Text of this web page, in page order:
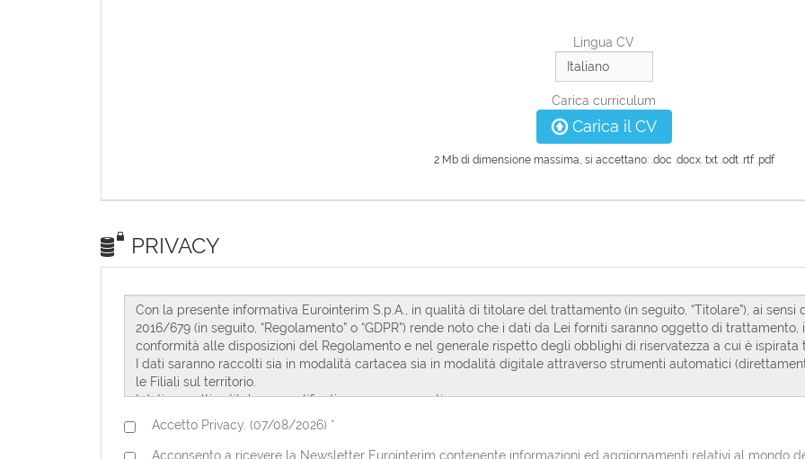
Lingua CV
Carica curriculum
Carica il CV
2 Mb di dimensione massima, si accettano: .doc .docx. txt .odt .rtf .pdf
PRIVACY
Accetto Privacy. (07/08/2026) *
Acconsento a ricevere la Newsletter Eurointerim contenente informazioni ed aggiornamenti relativi al mondo